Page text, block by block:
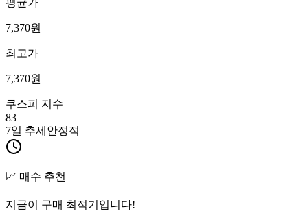
7,370원
최고가
7,370원
쿠스피 지수
83
7일 추세 안정적
📈 매수 추천
지금이 구매 최적기입니다!